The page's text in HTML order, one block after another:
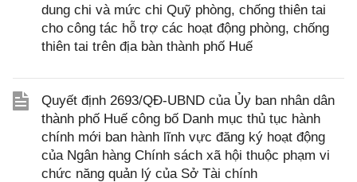
dung chi và mức chi Quỹ phòng, chống thiên tai
cho công tác hỗ trợ các hoạt động phòng, chống
thiên tai trên địa bàn thành phố Huế
Quyết định 2693/QĐ-UBND của Ủy ban nhân dân
thành phố Huế công bố Danh mục thủ tục hành
chính mới ban hành lĩnh vực đăng ký hoạt động
của Ngân hàng Chính sách xã hội thuộc phạm vi
chức năng quản lý của Sở Tài chính